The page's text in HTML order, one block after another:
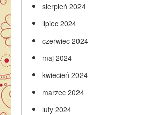
sierpień 2024
lipiec 2024
czerwiec 2024
maj 2024
kwiecień 2024
marzec 2024
luty 2024